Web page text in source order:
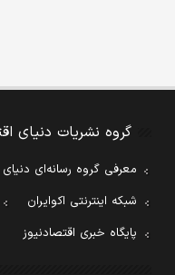
گروه نشریات دنیای
معرفی گروه رسانه‌ای دنیای
شبکه اینترنتی اکوایران
پایگاه خبری اقتصادنیوز